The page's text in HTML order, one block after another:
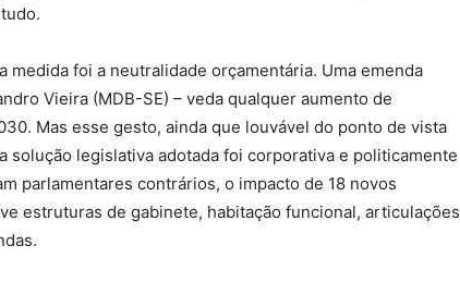
medida foi a neutralidade orçamentária. Uma emenda
Vieira (MDB-SE) – veda qualquer aumento de
Mas esse gesto, ainda que louvável do ponto de vista
solução legislativa adotada foi corporativa e politicamente
parlamentares contrários, o impacto de 18 novos
estruturas de gabinete, habitação funcional, articulações